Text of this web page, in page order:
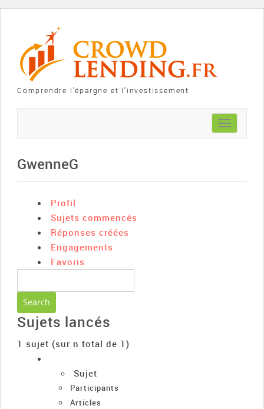
Comprendre l'épargne et l'investissement
Toggle
navigation
GwenneG
Profil
Sujets commencés
Réponses créées
Engagements
Favoris
Sujets lancés
1 sujet (sur n total de 1)
Sujet
Participants
Articles